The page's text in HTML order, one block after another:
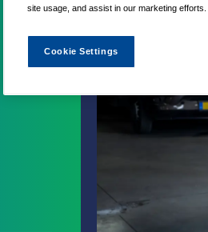
site usage, and assist in our marketing efforts.
Cookie Settings